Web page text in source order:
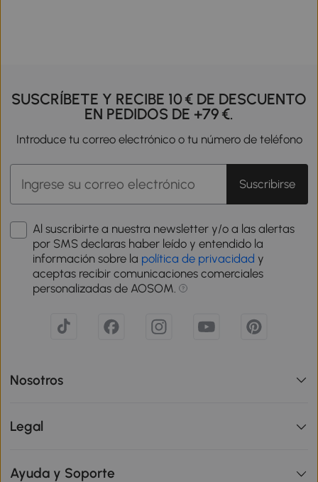
SUSCRÍBETE Y RECIBE 10 € DE DESCUENTO
EN PEDIDOS DE +79 €.
Introduce tu correo electrónico o tu número de teléfono
Suscribirse
Al suscribirte a nuestra newsletter y/o a las alertas
por SMS declaras haber leído y entendido la
información sobre la política de privacidad y
aceptas recibir comunicaciones comerciales
personalizadas de AOSOM.
Nosotros
Legal
Ayuda y Soporte